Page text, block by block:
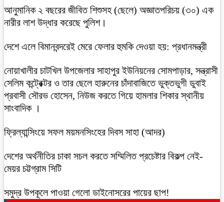
আনুমানিক ২ বছরের জীবিত শিশুসহ (ছেলে) অজ্ঞাতপরিচয় (৩০) এক
নারীর লাশ উদ্ধার করেছে পুলিশ।
দেশে এলে বিমানবন্দরেই মেরে ফেলার হুমকি দেওয়া হয়: প্রধানমন্ত্রী
নোয়াখালীর চাটখিল উপজেলার সাহাপুর ইউনিয়নের সোমপাড়ার, সন্ত্রাসী
সেলিম কন্ট্রেক্টর ও তার ছেলে হারুনের চাঁদাবাজিতে ভুক্তভুগী ডুবাই
প্রবাসী সৌরভ হোসেন, নিউজ করতে গিয়ে হামলার শিকার স্থানীয়
সাংবাদিক ।
ফ্রিল্যান্সিংয়ে সফল ময়মনসিংহের দিবস সাহা (আদর)
দেশের অর্থনীতির চাকা সচল করতে সম্মিলিত প্রচেষ্টার বিকল্প নেই-
মেয়র চট্টগ্রাম সিটি
সমুদ্র উপকূলে পাওয়া গেলো ডাইনোসরের পায়ের ছাপ!